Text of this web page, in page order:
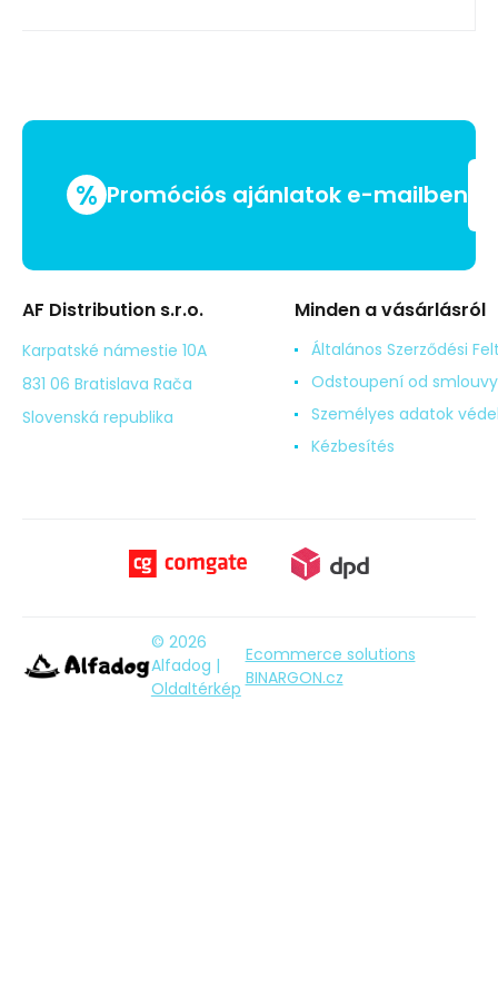
% Promóciós ajánlatok e-mailben
AF Distribution s.r.o.
Karpatské námestie 10A
831 06 Bratislava Rača
Slovenská republika
Minden a vásárlásról
Általános Szerződési
Odstoupení od smlouvy
Személyes adatok
Kézbesítés
© 2026
Alfadog |
Oldaltérkép
Ecommerce solutions
BINARGON.cz